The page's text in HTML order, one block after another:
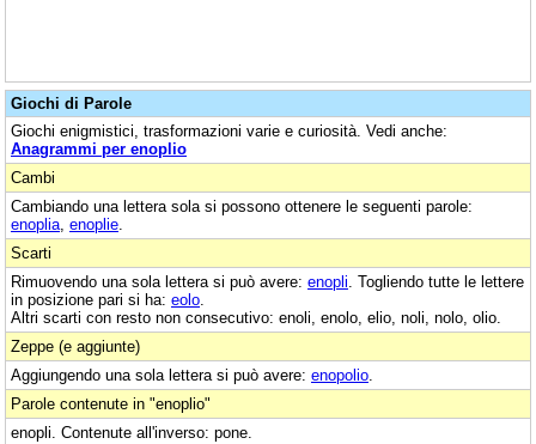
Giochi di Parole
Giochi enigmistici, trasformazioni varie e curiosità. Vedi anche:
Anagrammi per enoplio
Cambi
Cambiando una lettera sola si possono ottenere le seguenti parole:
enoplia enoplie
Scarti
Rimuovendo una sola lettera si può avere: enopli . Togliendo tutte le lettere
in posizione pari si ha: eolo
Altri scarti con resto non consecutivo: enoli, enolo, elio, noli, nolo, olio.
Zeppe (e aggiunte)
Aggiungendo una sola lettera si può avere: enopolio
Parole contenute in "enoplio"
enopli. Contenute all'inverso: pone.